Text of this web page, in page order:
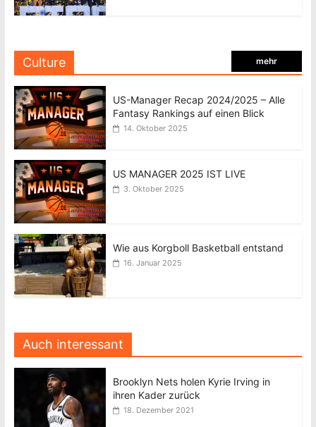
Culture mehr
US-Manager Recap 2024/2025 – Alle
Fantasy Rankings auf einen Blick
14. Oktober 2025
US MANAGER 2025 IST LIVE
3. Oktober 2025
Wie aus Korgboll Basketball entstand
16. Januar 2025
Auch interessant
Brooklyn Nets holen Kyrie Irving in
ihren Kader zurück
18. Dezember 2021